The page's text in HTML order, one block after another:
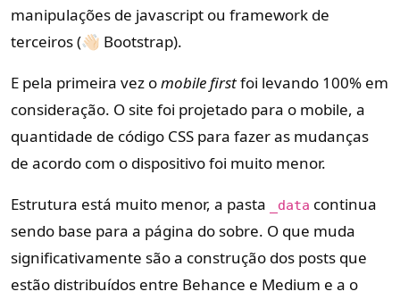
manipulações de javascript ou framework de
terceiros (👋🏻 Bootstrap).
E pela primeira vez omobile firstfoi levando 100% em
consideração. O site foi projetado para o mobile, a
quantidade de código CSS para fazer as mudanças
de acordo com o dispositivo foi muito menor.
Estrutura está muito menor, a pasta
_data continua
sendo base para a página do sobre. O que muda
significativamente são a construção dos posts que
estão distribuídos entre Behance e Medium e a o